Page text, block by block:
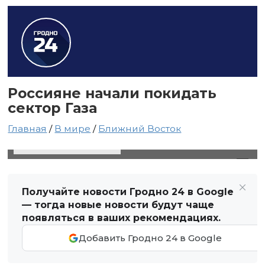
Россияне начали покидать
сектор Газа
Главная / В мире / Ближний Восток
Получайте новости Гродно 24 в Google
— тогда новые новости будут чаще
появляться в ваших рекомендациях.
Добавить Гродно 24 в Google